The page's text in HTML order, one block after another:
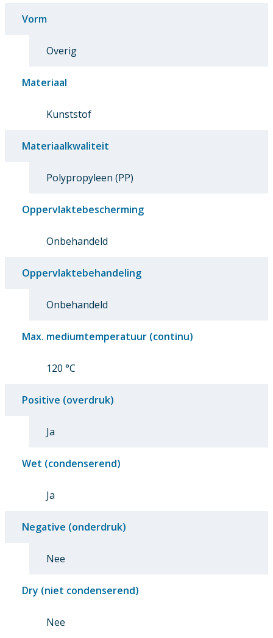
Vorm
Overig
Materiaal
Kunststof
Materiaalkwaliteit
Polypropyleen (PP)
Oppervlaktebescherming
Onbehandeld
Oppervlaktebehandeling
Onbehandeld
Max. mediumtemperatuur (continu)
120 °C
Positive (overdruk)
Ja
Wet (condenserend)
Ja
Negative (onderdruk)
Nee
Dry (niet condenserend)
Nee